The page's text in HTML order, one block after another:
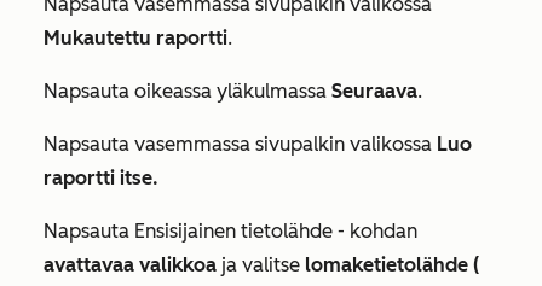
Mukautettu raportti.
Napsauta oikeassa yläkulmassa Seuraava.
Napsauta vasemmassa sivupalkin valikossa Luo
raportti itse.
Napsauta Ensisijainen tietolähde - kohdan
avattavaa valikkoa ja valitse lomaketietolähde (